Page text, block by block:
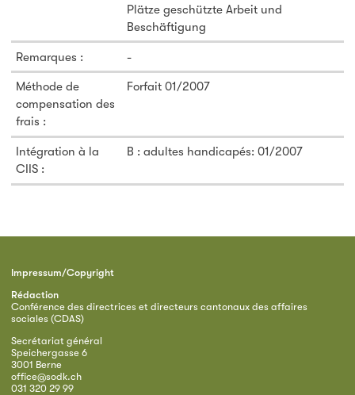
Plätze geschützte Arbeit und
Beschäftigung
Remarques : -
Méthode de
compensation des
frais :
Forfait 01/2007
Intégration à la
CIIS :
B : adultes handicapés: 01/2007
Impressum/Copyright
Rédaction
Conférence des directrices et directeurs cantonaux des affaires
sociales (CDAS)
Secrétariat général
Speichergasse 6
3001 Berne
office@sodk.ch
031 320 29 99